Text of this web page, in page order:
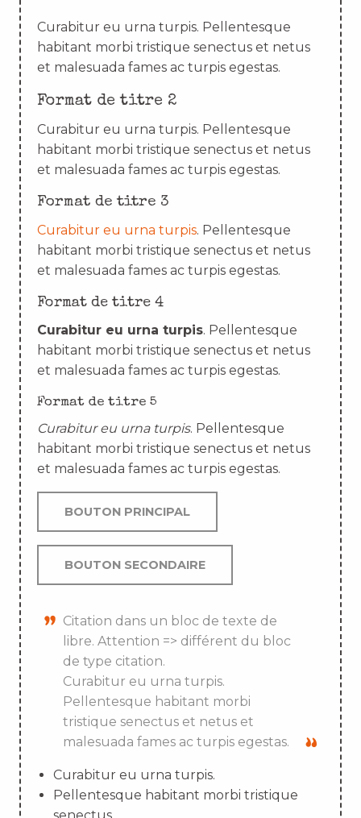
Curabitur eu urna turpis. Pellentesque
habitant morbi tristique senectus et netus
et malesuada fames ac turpis egestas.
Format de titre 2
Curabitur eu urna turpis. Pellentesque
habitant morbi tristique senectus et netus
et malesuada fames ac turpis egestas.
Format de titre 3
Curabitur eu urna turpis. Pellentesque
habitant morbi tristique senectus et netus
et malesuada fames ac turpis egestas.
Format de titre 4
Curabitur eu urna turpis. Pellentesque
habitant morbi tristique senectus et netus
et malesuada fames ac turpis egestas.
Format de titre 5
Curabitur eu urna turpis. Pellentesque
habitant morbi tristique senectus et netus
et malesuada fames ac turpis egestas.
BOUTON PRINCIPAL
BOUTON SECONDAIRE
Citation dans un bloc de texte de
libre. Attention => différent du bloc
de type citation.
Curabitur eu urna turpis.
Pellentesque habitant morbi
tristique senectus et netus et
malesuada fames ac turpis egestas.
Curabitur eu urna turpis.
Pellentesque habitant morbi tristique